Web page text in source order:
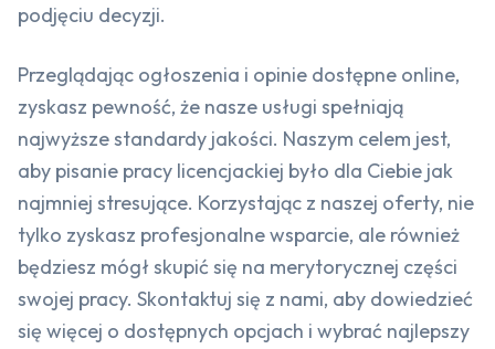
podjęciu decyzji.
Przeglądając ogłoszenia i opinie dostępne online,
zyskasz pewność, że nasze usługi spełniają
najwyższe standardy jakości. Naszym celem jest,
aby pisanie pracy licencjackiej było dla Ciebie jak
najmniej stresujące. Korzystając z naszej oferty, nie
tylko zyskasz profesjonalne wsparcie, ale również
będziesz mógł skupić się na merytorycznej części
swojej pracy. Skontaktuj się z nami, aby dowiedzieć
się więcej o dostępnych opcjach i wybrać najlepszy